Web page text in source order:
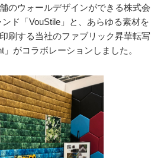
のウォールデザインができる株式会
ド「VouStile」と、あらゆる素材を
刷する当社のファブリック昇華転写
がコラボレーションしました。